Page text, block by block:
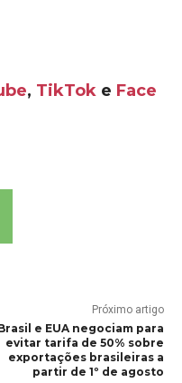
, TikTok e Face
Próximo artigo
e EUA negociam para
evitar tarifa de 50% sobre
exportações brasileiras a
partir de 1º de agosto